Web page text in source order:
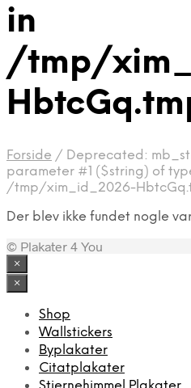
in
/tmp/
Forside / Deprecated:
parameter #1 ($string) of
/tmp/xim_id_2026-
Der blev ikke fundet nogle
© Plakater 4 You
×
×
Shop
Wallstickers
Byplakater
Citatplakater